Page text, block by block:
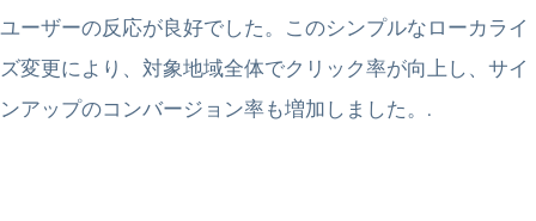
ユーザーの反応が良好でした。このシンプルなローカライ
ズ変更により、対象地域全体でクリック率が向上し、サイ
ンアップのコンバージョン率も増加しました。.